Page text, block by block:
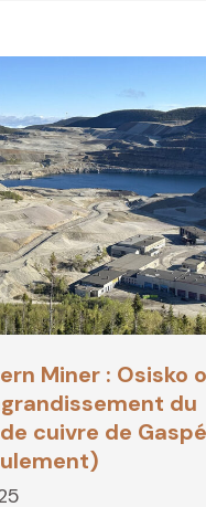
Miner : Osisko
du
cuivre de